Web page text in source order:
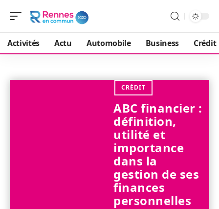
Activités Actu Automobile Business Crédit
CRÉDIT
ABC financier :
définition,
utilité et
importance
dans la
gestion de ses
finances
personnelles